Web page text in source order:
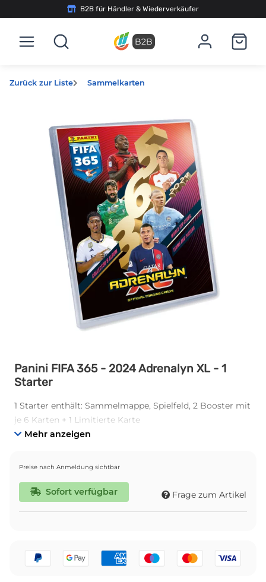
B2B für Händler & Wiederverkäufer
B2B
Zurück zur Liste Sammelkarten
Panini FIFA 365 - 2024 Adrenalyn XL - 1
Starter
1 Starter enthält: Sammelmappe, Spielfeld, 2 Booster mit
je 6 Karten + 1 Limitierte Karte
Mehr anzeigen
Preise nach Anmeldung sichtbar
Sofort verfügbar Frage zum Artikel